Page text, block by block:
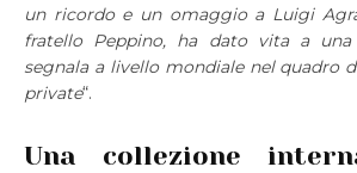
un ricordo e un omaggio a Luigi
fratello Peppino, ha dato vita a
segnala a livello mondiale nel quadro
private“.
Una collezione